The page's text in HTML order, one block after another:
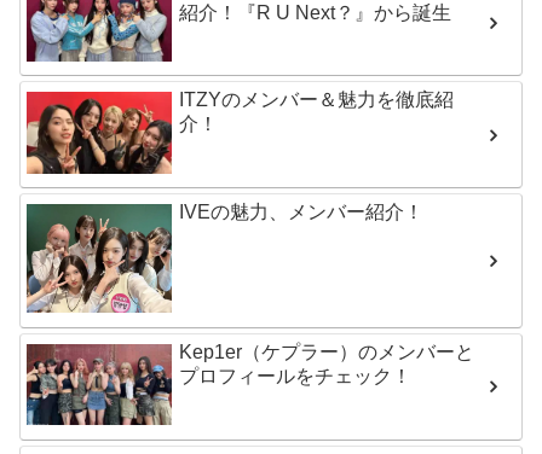
紹介！『R U Next？』から誕生
ITZYのメンバー＆魅力を徹底紹
介！
IVEの魅力、メンバー紹介！
Kep1er（ケプラー）のメンバーと
プロフィールをチェック！